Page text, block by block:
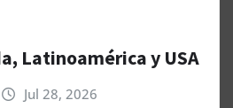
Latinoamérica y USA
Jul 28, 2026